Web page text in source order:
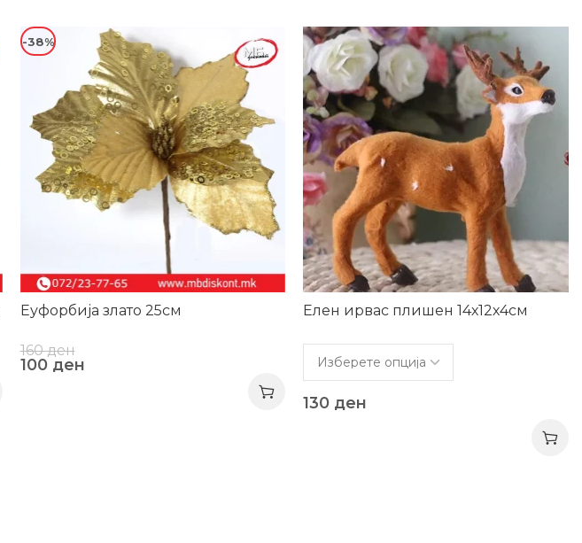
-38%
Еуфорбија злато 25см
160ден
100 ден
Елен ирвас плишен 14х12х4см
130 ден